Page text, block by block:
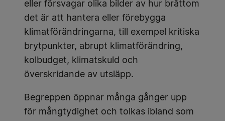
eller försvagar olika bilder av hur bråttom
det är att hantera eller förebygga
klimatförändringarna, till exempel kritiska
brytpunkter, abrupt klimatförändring,
kolbudget, klimatskuld och
överskridande av utsläpp.
Begreppen öppnar många gånger upp
för mångtydighet och tolkas ibland som